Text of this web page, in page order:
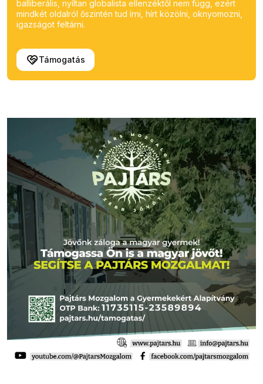
balliberális, nyíltan globalista ellenzéktől nem függ, ezért
mindkét oldalról őszintén tud írni, hírt közölni, oknyomozni,
igazságot feltárni.
Támogatás